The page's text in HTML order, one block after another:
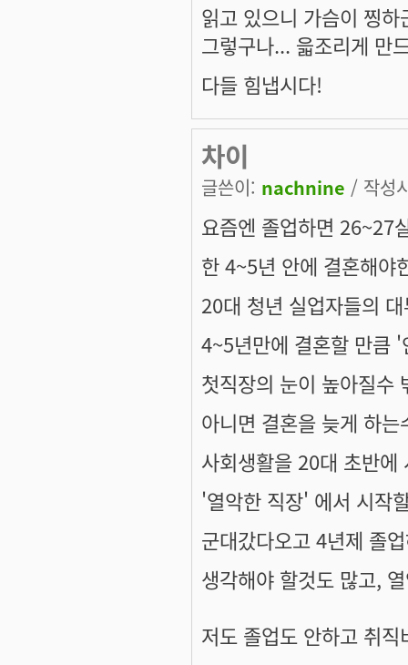
읽고 있으니 가슴이 찡하
그렇구나... 읇조리게 만
다들 힘냅시다!
차이
글쓴이: nachnine / 작성
요즘엔 졸업하면 26~27
한 4~5년 안에 결혼해야
20대 청년 실업자들의
4~5년만에 결혼할 만큼
첫직장의 눈이 높아질수
아니면 결혼을 늦게 하
사회생활을 20대 초반에
'열악한 직장' 에서 시작
군대갔다오고 4년제 졸
생각해야 할것도 많고,
저도 졸업도 안하고 취